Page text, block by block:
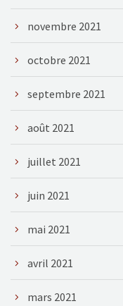
novembre 2021
octobre 2021
septembre 2021
août 2021
juillet 2021
juin 2021
mai 2021
avril 2021
mars 2021